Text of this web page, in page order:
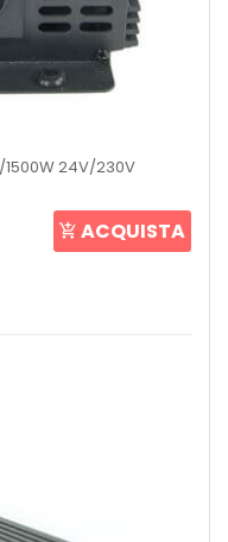
24V/230V
ACQUISTA